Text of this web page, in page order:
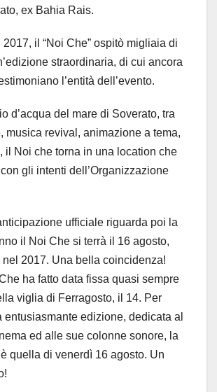
ex Bahia Rais.
il “Noi Che” ospitò migliaia di
straordinaria, di cui ancora
l’entità dell’evento.
d’acqua del mare di Soverato, tra
musica revival, animazione a tema,
il Noi che torna in una location che
gli intenti dell’Organizzazione
ufficiale riguarda poi la
il Noi Che si terrà il 16 agosto,
nel 2017. Una bella coincidenza!
ha fatto data fissa quasi sempre
viglia di Ferragosto, il 14. Per
entusiasmante edizione, dedicata al
ed alle sue colonne sonore, la
quella di venerdì 16 agosto. Un